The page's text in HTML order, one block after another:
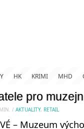
HK KRIMI MHD
pro
MIN. / AKTUALITY, RETAIL
– Muzeum